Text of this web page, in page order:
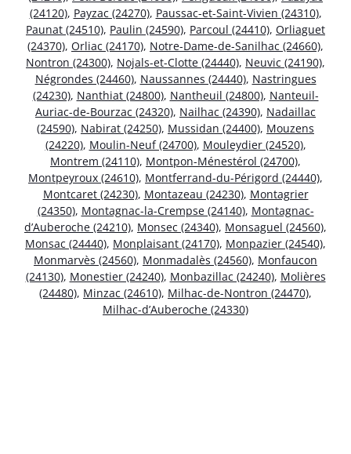
(24120), Payzac (24270), Paussac-et-Saint-Vivien (24310),
Paunat (24510), Paulin (24590), Parcoul (24410), Orliaguet
(24370), Orliac (24170), Notre-Dame-de-Sanilhac (24660),
Nontron (24300), Nojals-et-Clotte (24440), Neuvic (24190),
Négrondes (24460), Naussannes (24440), Nastringues
(24230), Nanthiat (24800), Nantheuil (24800), Nanteuil-
Auriac-de-Bourzac (24320), Nailhac (24390), Nadaillac
(24590), Nabirat (24250), Mussidan (24400), Mouzens
(24220), Moulin-Neuf (24700), Mouleydier (24520),
Montrem (24110), Montpon-Ménestérol (24700),
Montpeyroux (24610), Montferrand-du-Périgord (24440),
Montcaret (24230), Montazeau (24230), Montagrier
(24350), Montagnac-la-Crempse (24140), Montagnac-
d’Auberoche (24210), Monsec (24340), Monsaguel (24560),
Monsac (24440), Monplaisant (24170), Monpazier (24540),
Monmarvès (24560), Monmadalès (24560), Monfaucon
(24130), Monestier (24240), Monbazillac (24240), Molières
(24480), Minzac (24610), Milhac-de-Nontron (24470),
Milhac-d’Auberoche (24330)